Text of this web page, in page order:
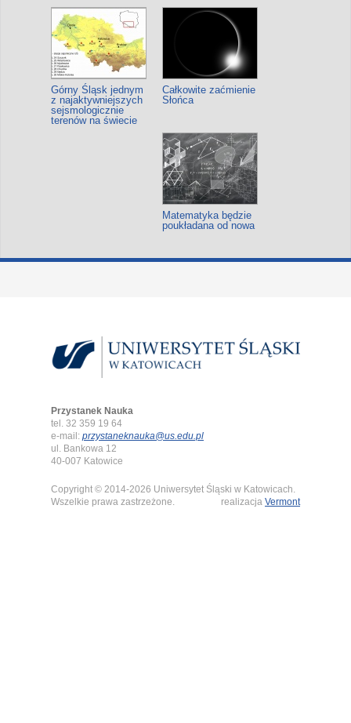
Górny Śląsk jednym
z najaktywniejszych
sejsmologicznie
terenów na świecie
Całkowite zaćmienie
Słońca
Matematyka będzie
poukładana od nowa
Przystanek Nauka
tel. 32 359 19 64
e-mail: przystaneknauka@us.edu.pl
ul. Bankowa 12
40-007 Katowice
Copyright © 2014-2026 Uniwersytet Śląski w Katowicach.
Wszelkie prawa zastrzeżone.
realizacja Vermont